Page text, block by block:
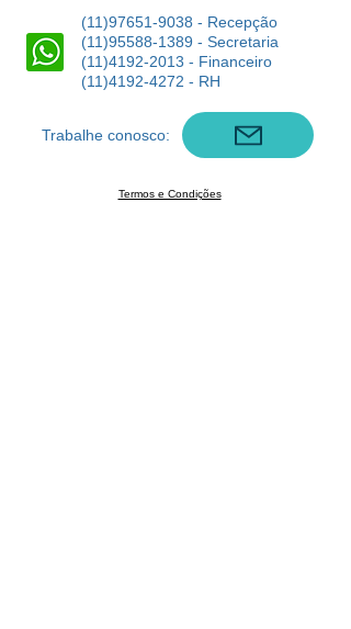
(11)97651-9038 - Recepção
(11)95588-1389 - Secretaria
(11)4192-2013 - Financeiro
(11)4192-4272 - RH
Trabalhe conosco:
Termos e Condições